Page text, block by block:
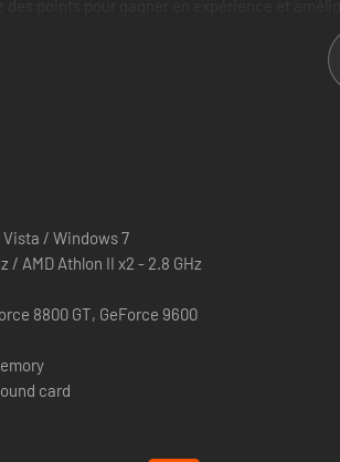
totale et retrouvez les options de jeu de la
/ Windows 7
/ AMD Athlon II x2 - 2.8 GHz
8800 GT, GeForce 9600
card